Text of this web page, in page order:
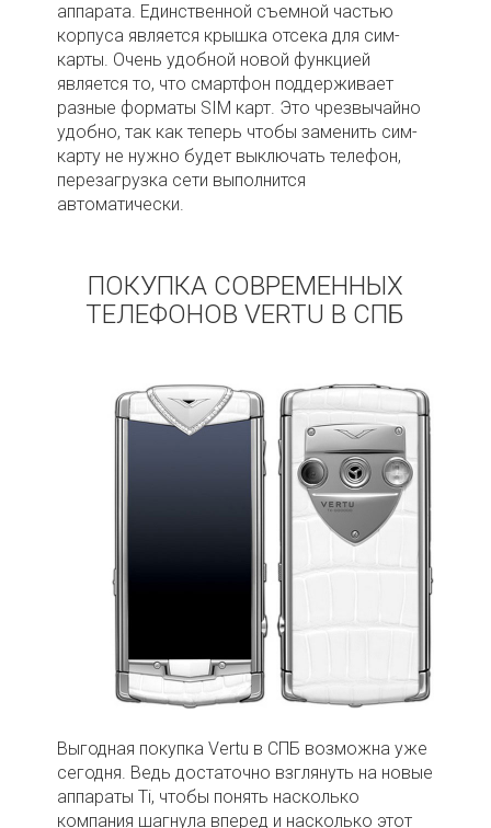
аппарата. Единственной съемной частью
корпуса является крышка отсека для сим-
карты. Очень удобной новой функцией
является то, что смартфон поддерживает
разные форматы SIM карт. Это чрезвычайно
удобно, так как теперь чтобы заменить сим-
карту не нужно будет выключать телефон,
перезагрузка сети выполнится
автоматически.
ПОКУПКА СОВРЕМЕННЫХ
ТЕЛЕФОНОВ VERTU В СПБ
Выгодная покупка Vertu в СПБ возможна уже
сегодня. Ведь достаточно взглянуть на новые
аппараты Ti, чтобы понять насколько
компания шагнула вперед и насколько этот